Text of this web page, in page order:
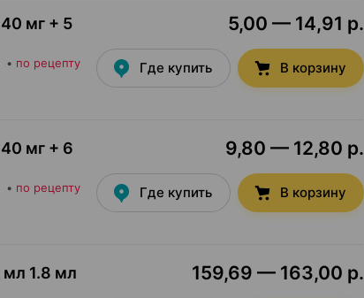
40 мг + 5
• по рецепту
5,00 — 14,91 р.
Где купить В корзину
40 мг + 6
• по рецепту
9,80 — 12,80 р.
Где купить В корзину
мл 1.8 мл
159,69 — 163,00 р.